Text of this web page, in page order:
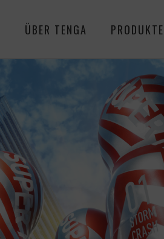
ÜBER TENGA PRODUKTE